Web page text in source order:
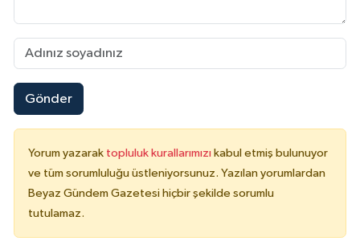
Gönder
Yorum yazarak topluluk kurallarımızı kabul etmiş bulunuyor
ve tüm sorumluluğu üstleniyorsunuz. Yazılan yorumlardan
Beyaz Gündem Gazetesi hiçbir şekilde sorumlu
tutulamaz.